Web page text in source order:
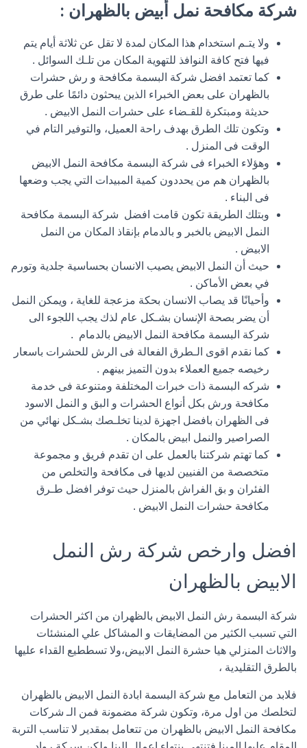
شركة مكافحة نمل أبيض بالظهران :
ولا يتـم استخدام هذا المكان لمدة لا تقل عن ثلاثة أيام يتم
فيها فتح كافة النوافذ للتهوية المكان من تلـك السوائل .
كما تعتمد افضل شركة البسمة مكافحة و رش حشرات
بالظهران على بعض الخبراء الذين يبحثون دائمًا على طرق
حديثة ومبتكرة للقـضاء على حشرات النمل الابيض .
وتكون تلك الطرق بهدف راحة العميل، والتوفير التام في
الوقت فى المنزل .
وهؤلاء الخبراء فى شركة البسمة مكافحة النمل الابيض
بالظهران هم من يحددون كمية المبيدات التي يجب وضعها
فى البناء .
وبتلك الطريقة تكون قامت افضل شركة البسمة مكافحة
النمل الابيض بالخبر و بالدمام بإنقاذ المكان من النمل
الابيض .
حيث أن النمل الابيض يصيب الانسان بحساسية جلدية وتورم
في بعض الأماكن .
وأحيانًا قد يصاب الانسان بحكة مزعجة للغاية ، ويمكن النمل
أن يضر بصحة الإنسان بشـكل عام لذك يجب اللجوء الى
شركة البسمة مكافحة النمل الابيض بالدمام .
كما نقدم اقوى الـطرق الفعالة فى الرش للحشرات باسعار
رخيصه جميع العملاء بدون التميز بينهم .
شركه البسمة ذات خبرات المختلفة ومتنوعة فى خدمة
مكافحة ورش بكل أنواع الحشرات و البق و النمل الاسود
فى الظهران بافضل اجهزة لدينا تخلـصك بشـكل نهائي من
الصراصير والنمل ابيض بالمكان .
كما تهتم شركتنا بالعمل على ان تقدم فريق و مجموعة
متخصصة من الفنيين لديها فى مكافحة والتخلص من
الفئران و بق الفراش بالمنزل حيث توفر افضل طـرق
مكافحة حشرات النمل الابيض .
افضل وارخص شركة رش النمل
الابيض بالظهران
شركة البسمة رش النمل الابيض بالظهران من اكثر الحشرات
التي تسبب الكثير من المضايقات و المشاكل علي المنشئات
والاثاث المنزلي هيا حشرة النمل الابيض،ولا تسططيع القداء عليها
بالطرق التقليدية ،
فلابد من التعامل مع شركة البسمة ابادة النمل الابيض بالظهران
لتخلصك من اول مرة، وتكون شركة مضمونة فمن الـ شركات
مكافحة النمل الابيض بالظهران من تتعامل بمقدير لا تناسب التربة